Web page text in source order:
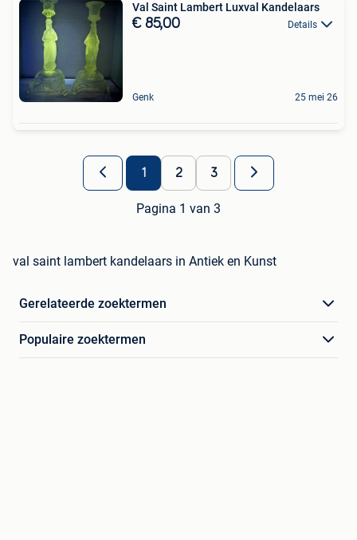
Val Saint Lambert Luxval Kandelaars
€ 85,00 Details
Genk 25 mei 26
1 2 3
Pagina 1 van 3
val saint lambert kandelaars in Antiek en Kunst
Gerelateerde zoektermen
Populaire zoektermen